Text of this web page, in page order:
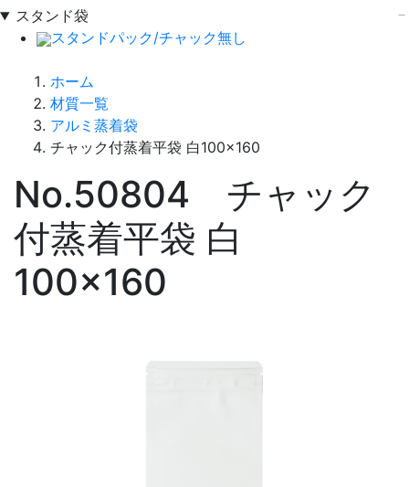
スタンド袋
スタンドパック/チャック無し
ホーム
材質一覧
アルミ蒸着袋
チャック付蒸着平袋 白100×160
No.50804 チャック
付蒸着平袋 白
100×160